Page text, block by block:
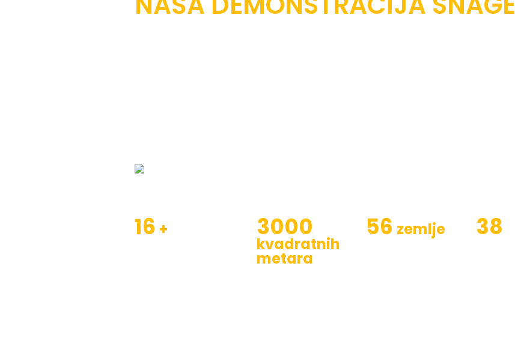
16 + 3000
kvadratnih
metara
56 zemlje 38